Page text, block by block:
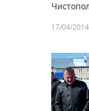
17/04/2014